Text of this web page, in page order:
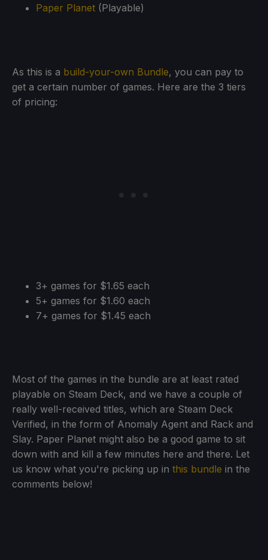
Paper Planet (Playable)
As this is a build-your-own Bundle, you can pay to
get a certain number of games. Here are the 3 tiers
of pricing:
3+ games for $1.65 each
5+ games for $1.60 each
7+ games for $1.45 each
Most of the games in the bundle are at least rated
playable on Steam Deck, and we have a couple of
really well-received titles, which are Steam Deck
Verified, in the form of Anomaly Agent and Rack and
Slay. Paper Planet might also be a good game to sit
down with and kill a few minutes here and there. Let
us know what you're picking up in this bundle in the
comments below!